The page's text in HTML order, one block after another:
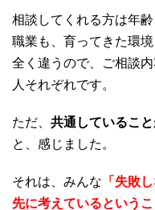
相談してくれる方は年齢
職業も、育ってきた環境
全く違うので、ご相談内
人それぞれです。
ただ、 共通しているこ
と、感じました。
それは、みんな 「失敗
先に考えているというこ